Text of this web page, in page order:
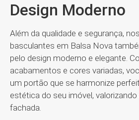
Design Moderno
Além da qualidade e segurança,
basculantes em Balsa Nova
pelo design moderno e elegante.
acabamentos e cores variadas,
um portão que se harmonize
estética do seu imóvel,
fachada.